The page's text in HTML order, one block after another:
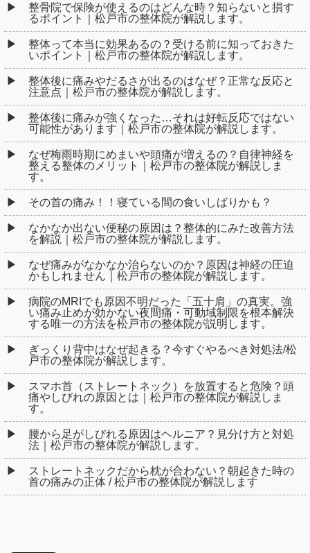
整骨院で保険が使えるのはどんな時？知らないと損す
るポイント｜松戸市の整体院が解説します。
整体って本当に効果あるの？受ける前に知っておきた
いポイント｜松戸市の整体院が解説します。
整体後に痛みやだるさが出るのはなぜ？正常な反応と
注意点｜松戸市の整体院が解説します。
整体後に痛みが強くなった…それは好転反応ではない
可能性があります｜松戸市の整体院が解説します。
なぜ梅雨時期にめまいや頭痛が増えるの？自律神経を
整える整体のメリット｜松戸市の整体院が解説しま
す。
その首の痛み！！寝ている間の食いしばりかも？
なかなか出ない便秘の原因は？整体的にみた改善方法
を解説｜松戸市の整体院が解説します。
なぜ痛みがなかなか治らないのか？原因は神経の圧迫
かもしれません｜松戸市の整体院が解説します。
病院のMRIでも原因不明だった「五十肩」の真実。強
い痛み止めが効かない夜間痛・可動域制限を根本解決
する唯一の方法を松戸市の整体院が説明します。
ぎっくり背中はなぜ起きる？今すぐやるべき対処法/松
戸市の整体院が解説します。
スマホ首（ストレートネック）を放置すると危険？頭
痛やしびれの原因とは｜松戸市の整体院が解説しま
す。
腰から足がしびれる原因はヘルニア？見分け方と対処
法｜松戸市の整体院が解説します。
ストレートネックだから枕が合わない？朝起きた時の
首の痛みの正体 / 松戸市の整体院が解説します